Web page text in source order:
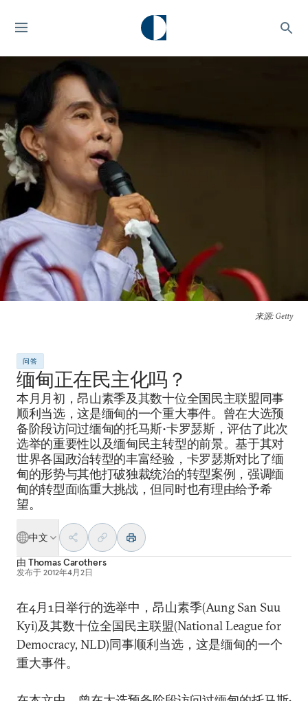
来源: Getty
问答
缅甸正在民主化吗？
本月月初，昂山素季及其数十位全国民主联盟同事
顺利当选，这是缅甸的一个重大事件。曾在大选预
备阶段访问过缅甸的托马斯•卡罗瑟斯，评估了此次
选举的重要性以及缅甸民主转型的前景。基于其对
世界各国政治转型的丰富经验，卡罗瑟斯对比了缅
甸的形势与其他打破独裁统治的转型案例，强调缅
甸的转型面临重大挑战，但同时也有理由给予希
望。
中文
由 Thomas Carothers
发布于 2012年4月2日
在4月1日举行的选举中，昂山素季(Aung San Suu
Kyi)及其数十位全国民主联盟(National League for
Democracy, NLD)同事顺利当选，这是缅甸的一个
重大事件。